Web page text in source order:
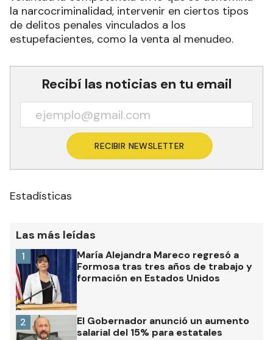
la narcocriminalidad, intervenir en ciertos tipos
de delitos penales vinculados a los
estupefacientes, como la venta al menudeo.
Recibí las noticias en tu email
RECIBIR NEWSLETTER
Estadísticas
Las más leídas
María Alejandra Mareco regresó a
Formosa tras tres años de trabajo y
formación en Estados Unidos
1
El Gobernador anunció un aumento
salarial del 15% para estatales
2